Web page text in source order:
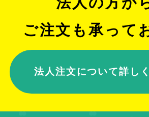
ご注文も承って
法人注文について詳し